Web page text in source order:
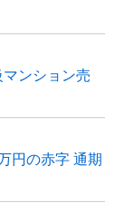
ンション売
円の赤字 通期